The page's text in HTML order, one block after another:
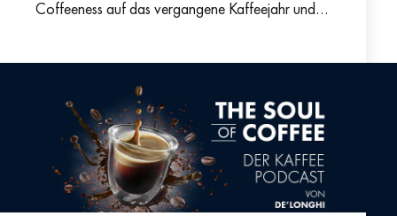
Coffeeness auf das vergangene Kaffeejahr und